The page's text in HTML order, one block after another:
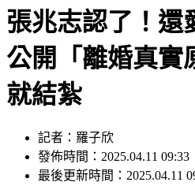
張兆志認了！
公開「離婚真實
就結紮
記者：羅子欣
發佈時間：2025.04.11 09:33